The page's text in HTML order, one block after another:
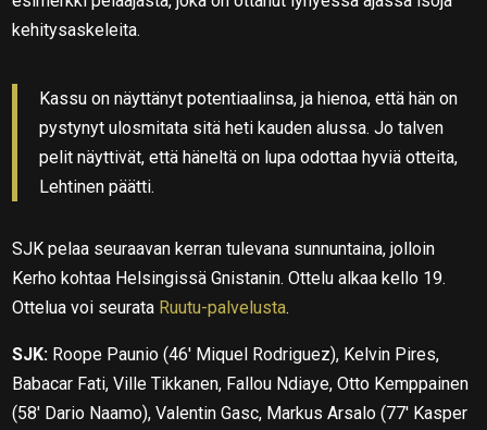
kehitysaskeleita.
Kassu on näyttänyt potentiaalinsa, ja hienoa, että hän on
pystynyt ulosmitata sitä heti kauden alussa. Jo talven
pelit näyttivät, että häneltä on lupa odottaa hyviä otteita,
Lehtinen päätti.
SJK pelaa seuraavan kerran tulevana sunnuntaina, jolloin
Kerho kohtaa Helsingissä Gnistanin. Ottelu alkaa kello 19.
Ottelua voi seurata Ruutu-palvelusta.
SJK: Roope Paunio (46′ Miquel Rodriguez), Kelvin Pires,
Babacar Fati, Ville Tikkanen, Fallou Ndiaye, Otto Kemppainen
(58′ Dario Naamo), Valentin Gasc, Markus Arsalo (77′ Kasper